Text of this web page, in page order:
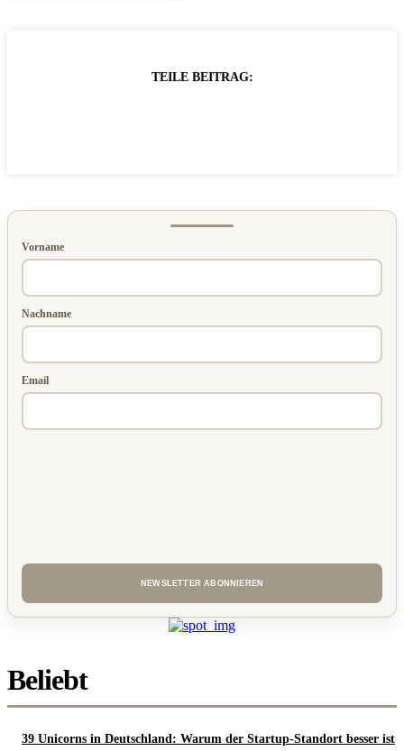
TEILE BEITRAG:
Vorname
Nachname
Email
Beliebt
39 Unicorns in Deutschland: Warum der Startup-Standort besser ist